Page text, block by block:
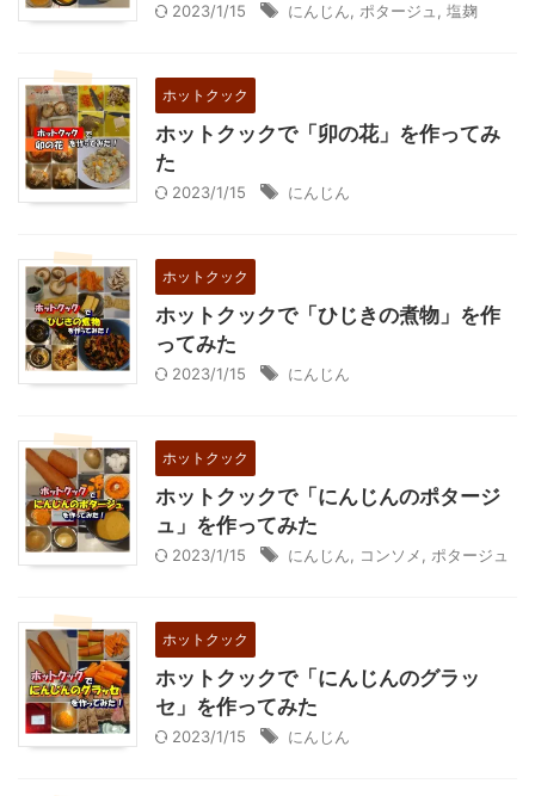
2023/1/15 にんじん ポタージュ 塩麹
ホットクック
ホットクックで「卯の花」を作ってみ
た
2023/1/15 にんじん
ホットクック
ホットクックで「ひじきの煮物」を作
ってみた
2023/1/15 にんじん
ホットクック
ホットクックで「にんじんのポタージ
ュ」を作ってみた
2023/1/15 にんじん コンソメ ポタージュ
ホットクック
ホットクックで「にんじんのグラッ
セ」を作ってみた
2023/1/15 にんじん